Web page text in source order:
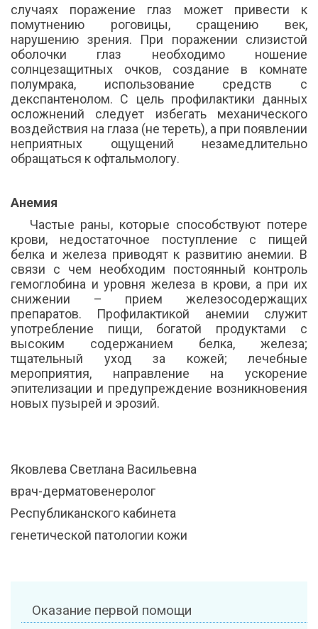
случаях поражение глаз может привести к
помутнению роговицы, сращению век,
нарушению зрения. При поражении слизистой
оболочки глаз необходимо ношение
солнцезащитных очков, создание в комнате
полумрака, использование средств с
декспантенолом. С цель профилактики данных
осложнений следует избегать механического
воздействия на глаза (не тереть), а при появлении
неприятных ощущений незамедлительно
обращаться к офтальмологу.
Анемия
Частые раны, которые способствуют потере
крови, недостаточное поступление с пищей
белка и железа приводят к развитию анемии. В
связи с чем необходим постоянный контроль
гемоглобина и уровня железа в крови, а при их
снижении – прием железосодержащих
препаратов. Профилактикой анемии служит
употребление пищи, богатой продуктами с
высоким содержанием белка, железа;
тщательный уход за кожей; лечебные
мероприятия, направление на ускорение
эпителизации и предупреждение возникновения
новых пузырей и эрозий.
Яковлева Светлана Васильевна
врач-дерматовенеролог
Республиканского кабинета
генетической патологии кожи
Оказание первой помощи